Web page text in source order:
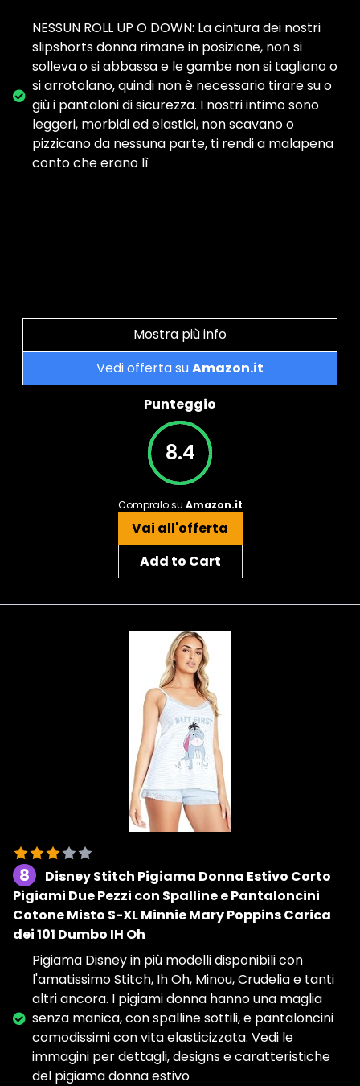
NESSUN ROLL UP O DOWN: La cintura dei nostri
slipshorts donna rimane in posizione, non si
solleva o si abbassa e le gambe non si tagliano o
si arrotolano, quindi non è necessario tirare su o
giù i pantaloni di sicurezza. I nostri intimo sono
leggeri, morbidi ed elastici, non scavano o
pizzicano da nessuna parte, ti rendi a malapena
conto che erano lì
Mostra più info
Vedi offerta suAmazon.it
Punteggio
8.4
Compralo su Amazon.it
Vai all'offerta
Add to Cart
8
Disney Stitch Pigiama Donna Estivo Corto
Pigiami Due Pezzi con Spalline e Pantaloncini
Cotone Misto S-XL Minnie Mary Poppins Carica
dei 101 Dumbo IH Oh
Pigiama Disney in più modelli disponibili con
l'amatissimo Stitch, Ih Oh, Minou, Crudelia e tanti
altri ancora. I pigiami donna hanno una maglia
senza manica, con spalline sottili, e pantaloncini
comodissimi con vita elasticizzata. Vedi le
immagini per dettagli, designs e caratteristiche
del pigiama donna estivo